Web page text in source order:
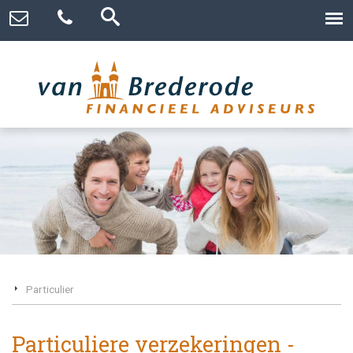
Particulier
Particuliere verzekeringen -